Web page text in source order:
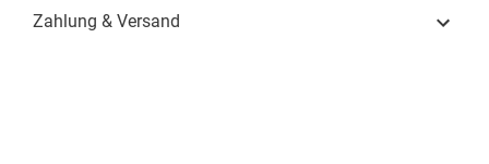
Fachdisziplin
Zahlung & Versand